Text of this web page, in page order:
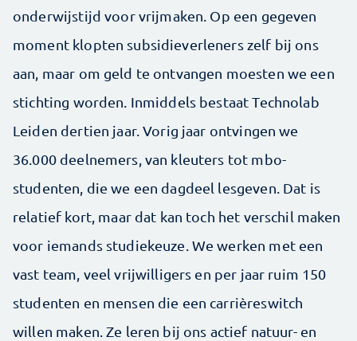
onderwijstijd voor vrijmaken. Op een gegeven
moment klopten subsidieverleners zelf bij ons
aan, maar om geld te ontvangen moesten we een
stichting worden. Inmiddels bestaat Technolab
Leiden dertien jaar. Vorig jaar ontvingen we
36.000 deelnemers, van kleuters tot mbo-
studenten, die we een dagdeel lesgeven. Dat is
relatief kort, maar dat kan toch het verschil maken
voor iemands studiekeuze. We werken met een
vast team, veel vrijwilligers en per jaar ruim 150
studenten en mensen die een carrièreswitch
willen maken. Ze leren bij ons actief natuur- en